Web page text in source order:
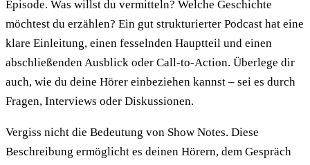
Episode. Was willst du vermitteln? Welche Geschichte
möchtest du erzählen? Ein gut strukturierter Podcast hat eine
klare Einleitung, einen fesselnden Hauptteil und einen
abschließenden Ausblick oder Call-to-Action. Überlege dir
auch, wie du deine Hörer einbeziehen kannst – sei es durch
Fragen, Interviews oder Diskussionen.
Vergiss nicht die Bedeutung von Show Notes. Diese
Beschreibung ermöglicht es deinen Hörern, dem Gespräch